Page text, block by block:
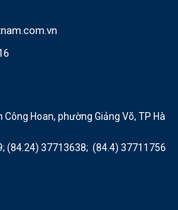
Hoan, phường Giảng Võ, TP Hà
(84.24) 37713638; (84.4) 37711756